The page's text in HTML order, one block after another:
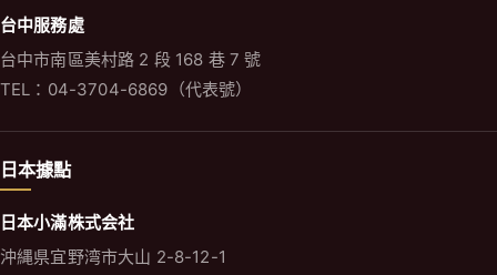
台中服務處
台中市南區美村路 2 段 168 巷 7 號
TEL：04-3704-6869（代表號）
日本據點
日本小滿株式会社
沖縄県宜野湾市大山 2-8-12-1